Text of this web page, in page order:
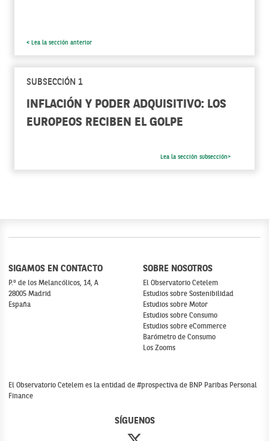
< Lea la sección anterior
SUBSECCIÓN 1
INFLACIÓN Y PODER ADQUISITIVO: LOS
EUROPEOS RECIBEN EL GOLPE
Lea la sección subsección>
SIGAMOS EN CONTACTO
P.º de los Melancólicos, 14, A
28005 Madrid
España
SOBRE NOSOTROS
El Observatorio Cetelem
Estudios sobre Sostenibilidad
Estudios sobre Motor
Estudios sobre Consumo
Estudios sobre eCommerce
Barómetro de Consumo
Los Zooms
SÍGUENOS
El Observatorio Cetelem es la entidad de #prospectiva de BNP Paribas Personal
Finance